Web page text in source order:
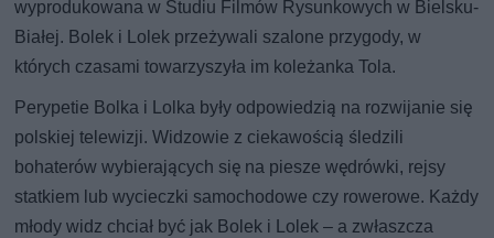
wyprodukowana w Studiu Filmów Rysunkowych w Bielsku-
Białej. Bolek i Lolek przeżywali szalone przygody, w
których czasami towarzyszyła im koleżanka Tola.
Perypetie Bolka i Lolka były odpowiedzią na rozwijanie się
polskiej telewizji. Widzowie z ciekawością śledzili
bohaterów wybierających się na piesze wędrówki, rejsy
statkiem lub wycieczki samochodowe czy rowerowe. Każdy
młody widz chciał być jak Bolek i Lolek – a zwłaszcza